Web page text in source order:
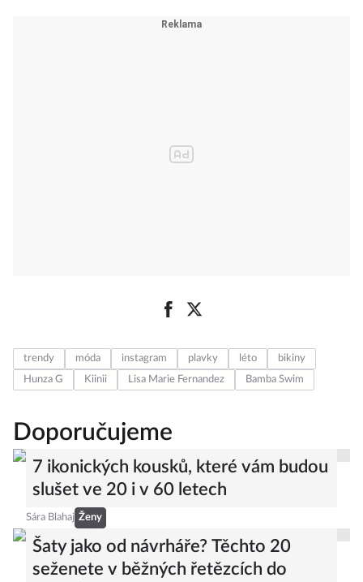
trendy móda instagram plavky léto
bikiny
Hunza G
Kiinii Lisa Marie Fernandez Bamba Swim
Doporučujeme
7 ikonických kousků, které vám budou
slušet ve 20 i v 60 letech
Sára Blahaj Ženy
Šaty jako od návrháře? Těchto 20
seženete v běžných řetězcích do